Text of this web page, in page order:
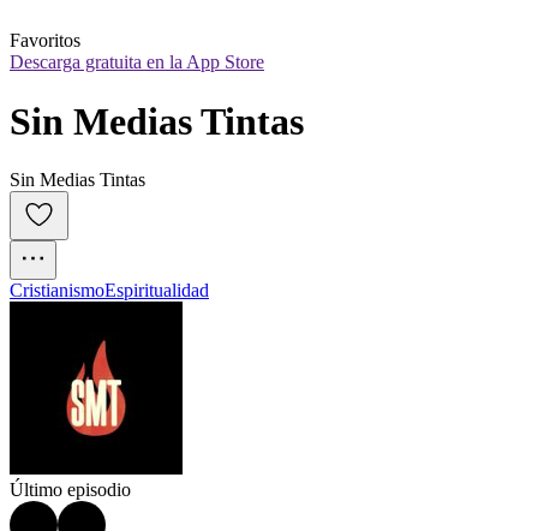
Favoritos
Descarga gratuita en la App Store
Sin Medias Tintas
Sin Medias Tintas
CristianismoEspiritualidad
Último episodio